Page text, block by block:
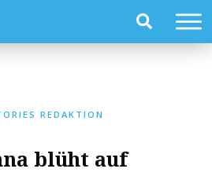
REDAKTION
blüht auf